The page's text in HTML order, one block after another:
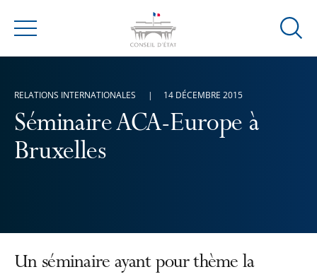
Menu
Ouvrir
Séminaire ACA-Europe à
Bruxelles
RELATIONS INTERNATIONALES 14 DÉCEMBRE 2015
Un séminaire ayant pour thème la